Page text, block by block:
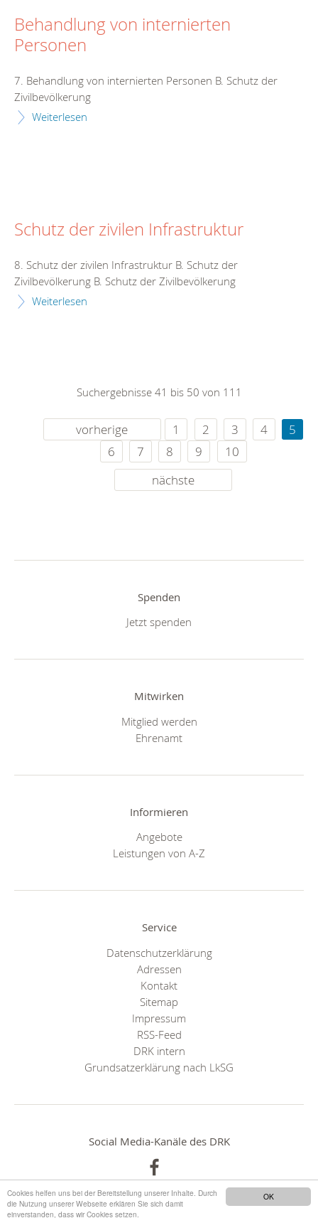
OK
Cookies helfen uns bei der Bereitstellung unserer Inhalte. Durch
die Nutzung unserer Webseite erklären Sie sich damit
einverstanden, dass wir Cookies setzen.
Behandlung von internierten
Personen
7. Behandlung von internierten Personen B. Schutz der
Zivilbevölkerung
Weiterlesen
Schutz der zivilen Infrastruktur
8. Schutz der zivilen Infrastruktur B. Schutz der
Zivilbevölkerung B. Schutz der Zivilbevölkerung
Weiterlesen
Suchergebnisse 41 bis 50 von 111
vorherige 1 2 3 4
5
6
7 8 9
10
nächste
Spenden
Jetzt spenden
Mitwirken
Mitglied werden
Ehrenamt
Informieren
Angebote
Leistungen von A-Z
Service
Datenschutzerklärung
Adressen
Kontakt
Sitemap
Impressum
RSS-Feed
DRK intern
Grundsatzerklärung nach LkSG
Social Media-Kanäle des DRK